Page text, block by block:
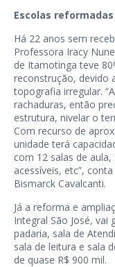
Escolas
Há 22 anos sem
Professora Iracy
de Itamotinga teve
reconstrução, devido
topografia irregular.
rachaduras, então
estrutura, nivelar o
Com recurso de
unidade terá
com 12 salas de
acessíveis, etc”,
Bismarck Cavalcanti.
Já a reforma e
Integral São José, vai
padaria, sala de
sala de leitura e sala
de quase R$ 900 mil.